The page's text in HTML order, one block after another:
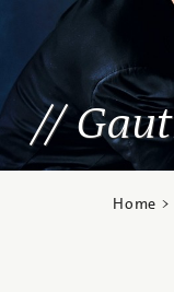
Home >